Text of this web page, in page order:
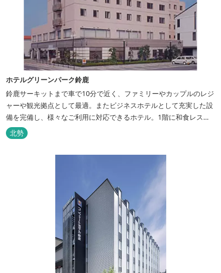
ホテルグリーンパーク鈴鹿
鈴鹿サーキットまで車で10分で近く、ファミリーやカップルのレジ
ャーや観光拠点として最適。またビジネスホテルとして充実した設
備を完備し、様々なご利用に対応できるホテル。1階に和食レスト
ランみやびを併設。
北勢